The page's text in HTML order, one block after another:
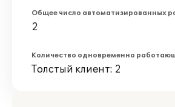
Общее число автоматизированных
2
Количество одновременно
Толстый клиент: 2